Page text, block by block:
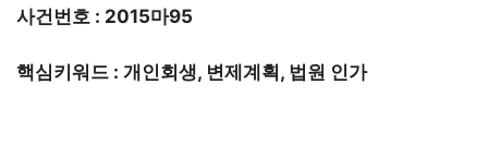
사건번호 : 2015마95
핵심키워드 : 개인회생, 변제계획, 법원 인가